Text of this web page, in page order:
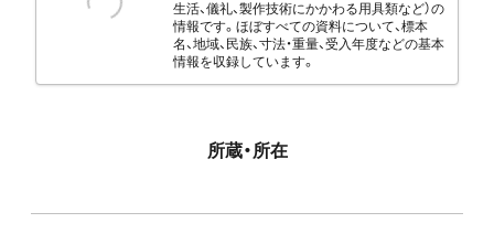
生活、儀礼、製作技術にかかわる用具類など）の
情報です。ほぼすべての資料について、標本
名、地域、民族、寸法・重量、受入年度などの基本
情報を収録しています。
所蔵・所在